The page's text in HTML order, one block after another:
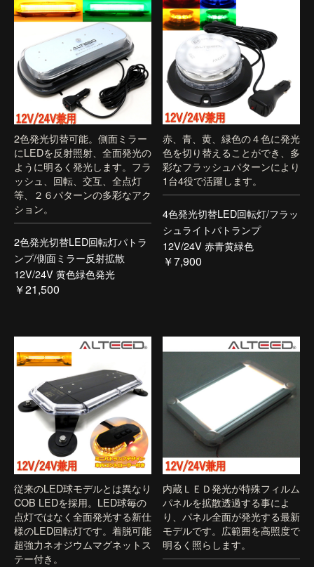
2色発光切替可能。側面ミラー
にLEDを反射照射、全面発光の
ように明るく発光します。フラ
ッシュ、回転、交互、全点灯
等、２６パターンの多彩なアク
ション。
2色発光切替LED回転灯パトラ
ンプ/側面ミラー反射拡散
12V/24V 黄色緑色発光
￥21,500
赤、青、黄、緑色の４色に発光
色を切り替えることができ、多
彩なフラッシュパターンにより
1台4役で活躍します。
4色発光切替LED回転灯/フラッ
シュライトパトランプ
12V/24V 赤青黄緑色
￥7,900
従来のLED球モデルとは異なり
COB LEDを採用。LED球毎の
点灯ではなく全面発光する新仕
様のLED回転灯です。着脱可能
超強力ネオジウムマグネットス
テー付き。
内蔵ＬＥＤ発光が特殊フィルム
パネルを拡散透過する事によ
り、パネル全面が発光する最新
モデルです。広範囲を高照度で
明るく照らします。